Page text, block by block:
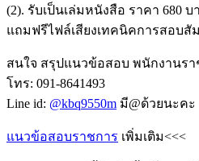
(2). รับเป็นเล่มหนังสือ ราคา 680
แถมฟรีไฟล์เสียงเทคนิคการสอบ
สนใจ สรุปแนวข้อสอบ พนักงานร
โทร: 091-8641493
Line id: @kbq9550m มี@ด้วยนะคะ
แนวข้อสอบราชการ เพิ่มเติม<<<